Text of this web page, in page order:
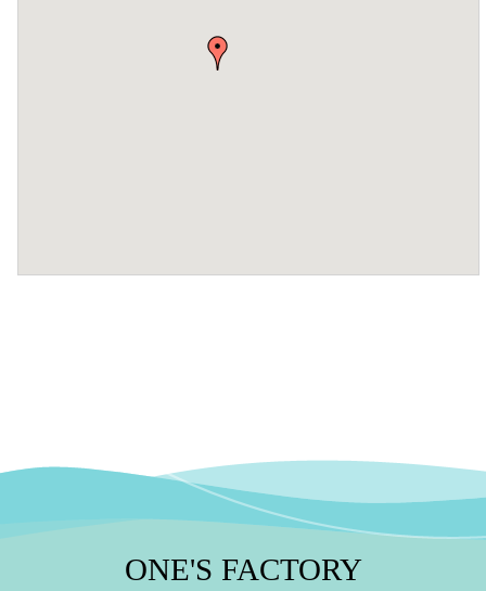
ONE'S FACTORY